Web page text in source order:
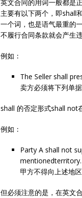
英文合同的用词一般都是
主要有以下两个，即shall
一个词，也是语气最重的
不履行合同条款就会产生
例如：
The Seller shall
卖方必须将下列单
shall 的否定形式shall not
例如：
Party A shall not
mentionedterritory.
甲方不得向上述地
但必须注意的是，在英文